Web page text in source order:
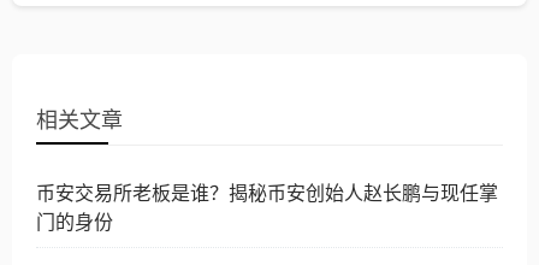
相关文章
币安交易所老板是谁？揭秘币安创始人赵长鹏与现任掌
门的身份